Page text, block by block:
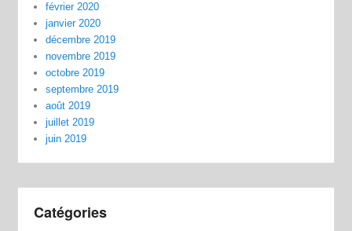
février 2020
janvier 2020
décembre 2019
novembre 2019
octobre 2019
septembre 2019
août 2019
juillet 2019
juin 2019
Catégories